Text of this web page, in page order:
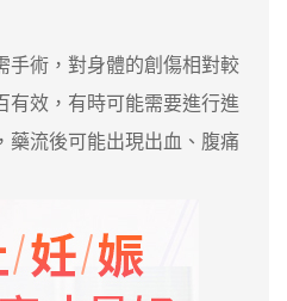
術，對身體的創傷相對較
有效，有時可能需要進行進
藥流後可能出現出血、腹痛